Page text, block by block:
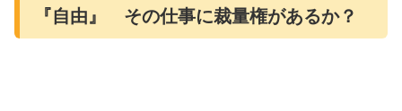
『自由』 その仕事に裁量権があるか？